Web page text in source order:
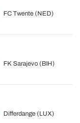
FC Twente (NED)
FK Sarajevo (BIH)
Differdange (LUX)